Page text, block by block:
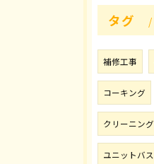
タグ
補修工事
コーキング
クリーニング
ユニットバス